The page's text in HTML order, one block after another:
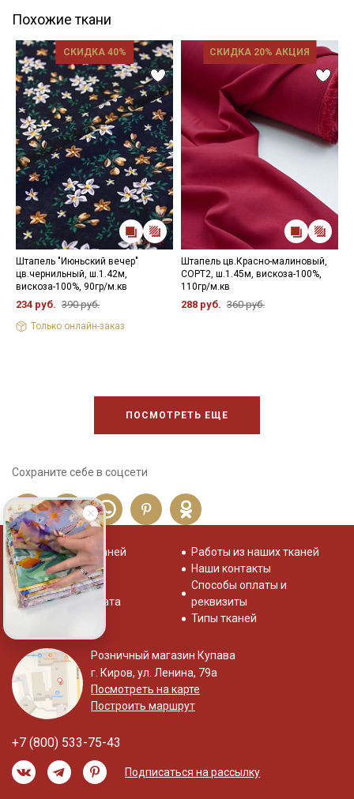
Похожие ткани
СКИДКА 40%
Штапель "Июньский вечер"
цв.чернильный, ш.1.42м,
вискоза-100%, 90гр/м.кв
234 руб. 390 руб.
Только онлайн-заказ
СКИДКА 20% АКЦИЯ
Штапель цв.Красно-малиновый,
СОРТ2, ш.1.45м, вискоза-100%,
110гр/м.кв
288 руб. 360 руб.
ПОСМОТРЕТЬ ЕЩЕ
Сохраните себе в соцсети
Распродажа тканей
Отзывы о нас
Система скидок
Доставка и оплата
Работы из наших тканей
Наши контакты
Способы оплаты и
реквизиты
Типы тканей
Розничный магазин Купава
г. Киров, ул. Ленина, 79а
Посмотреть на карте
Построить маршрут
+7 (800) 533-75-43
Подписаться на рассылку